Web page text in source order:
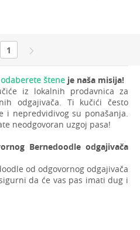
1
štene je naša misija!
iz lokalnih prodavnica za
odgajivača. Ti kučići često
i nepredvidivog su ponašanja.
neodgovoran uzgoj pasa!
Bernedoodle odgajivača
od odgovornog odgajivača
da će vas pas imati dug i